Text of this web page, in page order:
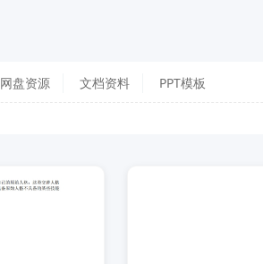
网盘资源 文档资料 PPT模板